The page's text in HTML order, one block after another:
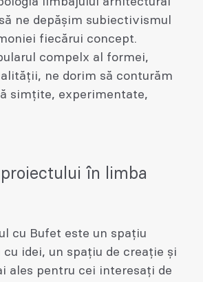
ne depășim subiectivismul
fiecărui concept.
compelx al formei,
ne dorim să conturăm
simțite, experimentate,
proiectului în limba
cu Bufet este un spațiu
idei, un spațiu de creație și
ales pentru cei interesați de